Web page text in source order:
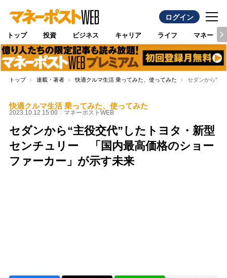
ログイン
トップ 投資 ビジネス キャリア ライフ マネー
トップ 連載・著者 快適クルマ生活 乗ってみた、使ってみた セダンから“主
快適クルマ生活 乗ってみた、使ってみた
2023.10.12 15:00 マネーポストWEB
セダンから“主役交代”したトヨタ・新型
センチュリー 「国内最高価格のショー
ファーカー」が示す未来